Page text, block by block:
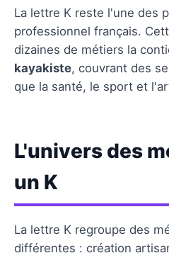
Guides pratiques pour
Questions fréquentes
La lettre K reste l'une des
professionnel français.
dizaines de métiers la
kayakiste, couvrant des
que la santé, le sport et
L'univers des
un K
La lettre K regroupe des
différentes : création